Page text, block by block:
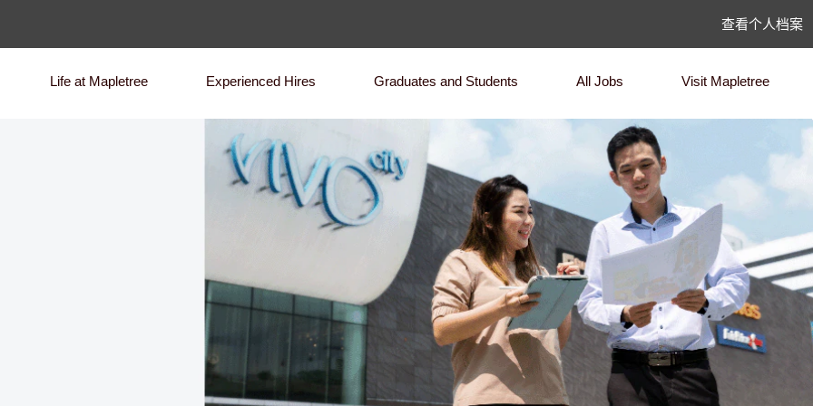
查看个人档案
Life at Mapletree Experienced Hires Graduates and Students All Jobs Visit Mapletree